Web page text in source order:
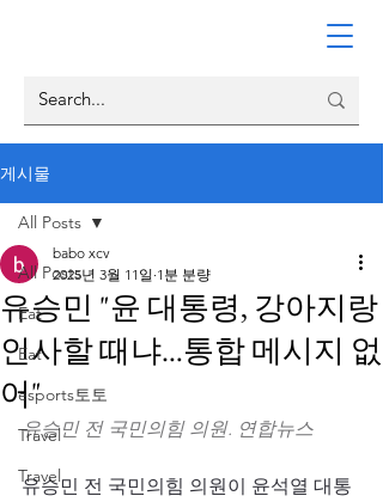
게시물
All Posts
Eat
Eat
esports토토
Travel
Travel
All Posts
유승민 "윤 대통령, 강아지랑
인사할 때냐…통합 메시지 없
어"
babo xcv
2025년 3월 11일 1분 분량
유승민 전 국민의힘 의원. 연합뉴스
유승민 전 국민의힘 의원이 윤석열 대통